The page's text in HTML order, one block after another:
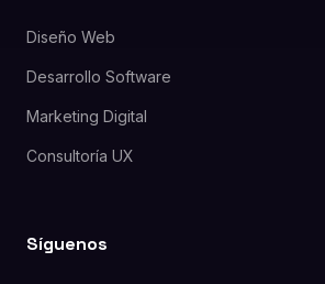
Diseño Web
Desarrollo Software
Marketing Digital
Consultoría UX
Síguenos